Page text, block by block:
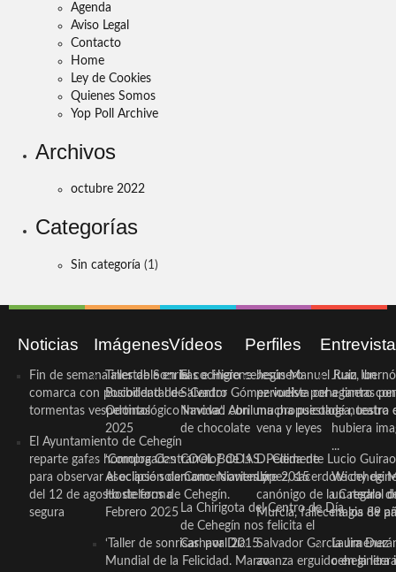
Agenda
Aviso Legal
Contacto
Home
Ley de Cookies
Quienes Somos
Yop Poll Archive
Archivos
octubre 2022
Categorías
Sin categoría (1)
Noticias
Fin de semana inestable en la
comarca con posibilidad de
tormentas vespertinas
El Ayuntamiento de Cehegín
reparte gafas homologadas
para observar el eclipse solar
del 12 de agosto de forma
segura
Imágenes
Taller de Sonrisas e Higiene
Bucodental de ‘Centro
Odontológico Innova’. Abril
2025
‘Compra Contrarreloj’ de la
Asociación de Comerciantes y
Hosteleros de Cehegín.
Febrero 2025
‘Taller de sonrisas’ por Día
Mundial de la Felicidad. Marzo
Vídeos
El cocinero ceheginero
Salvador Gómez vuelve por
Navidad con una propuesta
de chocolate
COOL BODAS. Pedida de
mano. Noviembre 2015
La Chirigota del Centro de Día
de Cehegín nos felicita el
Carnaval 2015
Perfiles
Jesús Manuel Ruiz, un
periodista ceheginero con
mucha psicología, teatro
vena y leyes
D. Clemente Lucio Guirao
López, sacerdote
canónigo de la Catedral
Murcia, fallece a los 89
Salvador García Jiménez
avanza erguido en la
Juan
a tantas
de nuestra
hubiera
...
Wichy de
un regalo
magia de
Laura
ceheginera